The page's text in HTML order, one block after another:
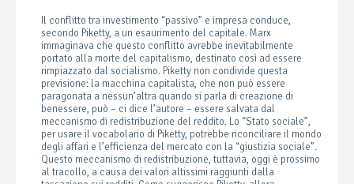
Il conflitto tra investimento “passivo” e impresa conduce,
secondo Piketty, a un esaurimento del capitale. Marx
immaginava che questo conflitto avrebbe inevitabilmente
portato alla morte del capitalismo, destinato così ad essere
rimpiazzato dal socialismo. Piketty non condivide questa
previsione: la macchina capitalista, che non può essere
paragonata a nessun’altra quando si parla di creazione di
benessere, può – ci dice l’autore – essere salvata dal
meccanismo di redistribuzione del reddito. Lo “Stato sociale”,
per usare il vocabolario di Piketty, potrebbe riconciliare il mondo
degli affari e l’efficienza del mercato con la “giustizia sociale”.
Questo meccanismo di redistribuzione, tuttavia, oggi è prossimo
al tracollo, a causa dei valori altissimi raggiunti dalla